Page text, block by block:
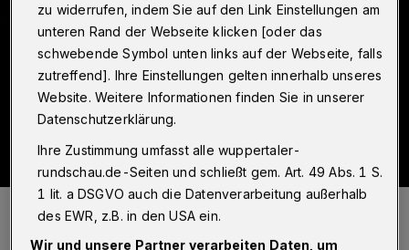
Foto: Wuppertaler Rundschau/Christoph Petersen
zu widerrufen, indem Sie auf den Link Einstellungen am
unteren Rand der Webseite klicken [oder das
schwebende Symbol unten links auf der Webseite, falls
zutreffend]. Ihre Einstellungen gelten innerhalb unseres
Website. Weitere Informationen finden Sie in unserer
Datenschutzerklärung.
Ihre Zustimmung umfasst alle wuppertaler-
rundschau.de-Seiten und schließt gem. Art. 49 Abs. 1 S.
1 lit. a DSGVO auch die Datenverarbeitung außerhalb
des EWR, z.B. in den USA ein.
Wir und unsere Partner verarbeiten Daten, um